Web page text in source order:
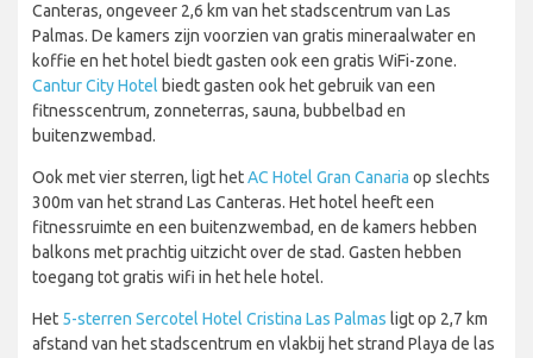
Canteras, ongeveer 2,6 km van het stadscentrum van Las
Palmas. De kamers zijn voorzien van gratis mineraalwater en
koffie en het hotel biedt gasten ook een gratis WiFi-zone.
Cantur City Hotel biedt gasten ook het gebruik van een
fitnesscentrum, zonneterras, sauna, bubbelbad en
buitenzwembad.
Ook met vier sterren, ligt hetAC Hotel Gran Canaria op slechts
300m van het strand Las Canteras. Het hotel heeft een
fitnessruimte en een buitenzwembad, en de kamers hebben
balkons met prachtig uitzicht over de stad. Gasten hebben
toegang tot gratis wifi in het hele hotel.
Het 5-sterren Sercotel Hotel Cristina Las Palmas ligt op 2,7 km
afstand van het stadscentrum en vlakbij het strand Playa de las